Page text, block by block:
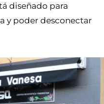
diseñado para
y poder desconectar